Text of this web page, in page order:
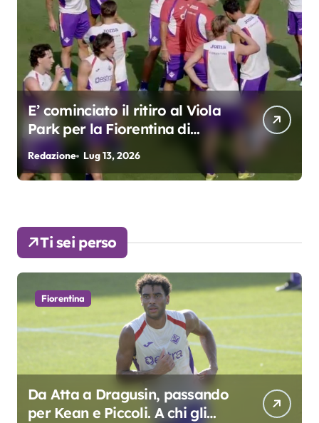
Grosso: “Giocheremo col 4-3-
3. Kean e Fagioli
fondamentali. Atta grande
colpo”
Redazione Lug 9, 2026
Ti sei perso
Fiorentina
Da Atta a Dragusin, passando
per Kean e Piccoli. A chi gli